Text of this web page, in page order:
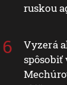
ruskou
Vyzerá
spôsobiť